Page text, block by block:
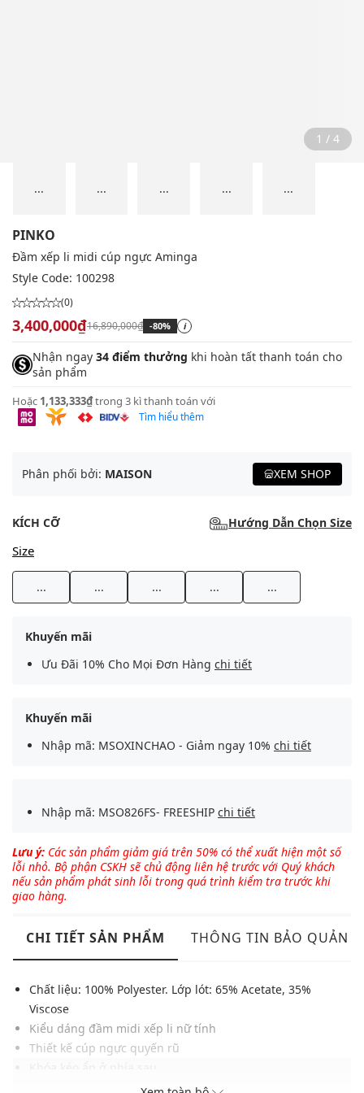
2 / 4
... ... ... ... ...
PINKO
Đầm xếp li midi cúp ngực Aminga
Style Code: 100298
(0)
3,400,000₫16,890,000₫ -80% i
Nhận ngay 34 điểm thưởng khi hoàn tất thanh toán cho
sản phẩm
Hoặc 1,133,333₫trong 3 kì thanh toán với
Tìm hiểu thêm
Phân phối bởi: MAISON XEM SHOP
KÍCH CỠ Hướng Dẫn Chọn Size
Size
... ... ... ... ...
Khuyến mãi
Ưu Đãi 10% Cho Mọi Đơn Hàng chi tiết
Khuyến mãi
Nhập mã: MSOXINCHAO - Giảm ngay 10% chi tiết
Nhập mã: MSO826FS- FREESHIP chi tiết
Lưu ý: Các sản phẩm giảm giá trên 50% có thể xuất hiện một số
lỗi nhỏ. Bộ phận CSKH sẽ chủ động liên hệ trước với Quý khách
nếu sản phẩm phát sinh lỗi trong quá trình kiểm tra trước khi
giao hàng.
CHI TIẾT SẢN PHẨM THÔNG TIN BẢO QUẢN
Chất liệu: 100% Polyester. Lớp lót: 65% Acetate, 35%
Viscose
Kiểu dáng đầm midi xếp li nữ tính
Thiết kế cúp ngực quyến rũ
Chất vải mềm mại, độ rũ tự nhiên